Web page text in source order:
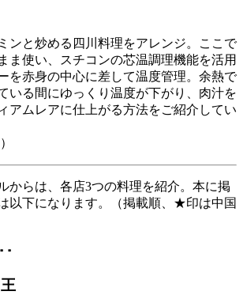
ンと炒める四川料理をアレンジ。ここで
ま使い、スチコンの芯温調理機能を活用
を赤身の中心に差して温度管理。余熱で
いる間にゆっくり温度が下がり、肉汁を
アムレアに仕上がる方法をご紹介してい
からは、各店3つの料理を紹介。本に掲
以下になります。（掲載順、★印は中国
･